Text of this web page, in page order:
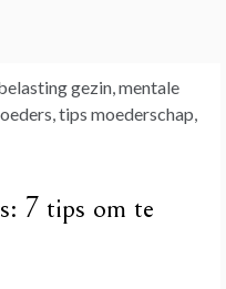
7 tips om te